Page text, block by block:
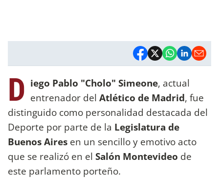
D iego Pablo "Cholo" Simeone, actual
entrenador del Atlético de Madrid, fue
distinguido como personalidad destacada del
Deporte por parte de la Legislatura de
Buenos Aires en un sencillo y emotivo acto
que se realizó en el Salón Montevideo de
este parlamento porteño.